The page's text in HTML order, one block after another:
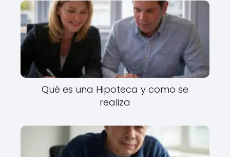
Qué es una Hipoteca y como se
realiza